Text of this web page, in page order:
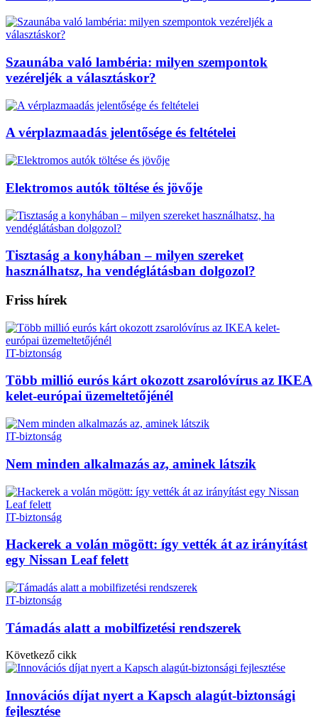
Szaunába való lambéria: milyen szempontok
vezéreljék a választáskor?
A vérplazmaadás jelentősége és feltételei
Elektromos autók töltése és jövője
Tisztaság a konyhában – milyen szereket
használhatsz, ha vendéglátásban dolgozol?
Friss hírek
IT-biztonság
Több millió eurós kárt okozott zsarolóvírus az IKEA
kelet-európai üzemeltetőjénél
IT-biztonság
Nem minden alkalmazás az, aminek látszik
IT-biztonság
Hackerek a volán mögött: így vették át az irányítást
egy Nissan Leaf felett
IT-biztonság
Támadás alatt a mobilfizetési rendszerek
Következő cikk
Innovációs díjat nyert a Kapsch alagút-biztonsági
fejlesztése